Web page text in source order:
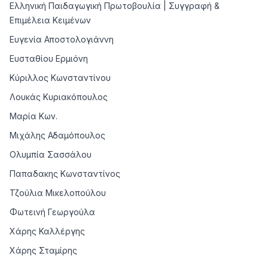
Ελληνική Παιδαγωγική Πρωτοβουλία | Συγγραφή &
Επιμέλεια Κειμένων
Ευγενία Αποστολογιάννη
Ευσταθίου Ερμιόνη
Κύριλλος Κωνσταντίνου
Λουκάς Κυριακόπουλος
Μαρία Κων.
Μιχάλης Αδαμόπουλος
Ολυμπία Σασσάλου
Παπαδακης Κωνσταντίνος
Τζούλια Μικελοπούλου
Φωτεινή Γεωργούλα
Χάρης Καλλέργης
Χάρης Σταμίρης